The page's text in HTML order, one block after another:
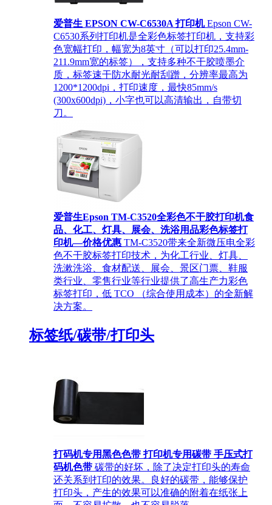
爱普生 EPSON CW-C6530A 打印机 Epson CW-
C6530系列打印机是全彩色标签打印机，支持彩
色宽幅打印，幅宽为8英寸（可以打印25.4mm-
211.9mm宽的标签），支持多种不干胶喷墨介
质，标签速干防水耐光耐刮蹭，分辨率最高为
1200*1200dpi，打印速度，最快85mm/s
(300x600dpi)，小字也可以高清输出，自带切
刀。
爱普生Epson TM-C3520全彩色不干胶打印机食
品、化工、灯具、展会、洗浴用品彩色标签打
印机—价格优惠 TM-C3520带来全新微压电全彩
色不干胶标签打印技术，为化工行业、灯具、
洗漱洗浴、食材配送、展会、景区门票、鞋服
类行业、零售行业等行业提供了高生产力彩色
标签打印，低 TCO （综合使用成本）的全新解
决方案。
标签纸/碳带/打印头
打码机专用黑色色带 打印机专用碳带 手压式打
码机色带 碳带的好坏，除了决定打印头的寿命
还关系到打印的效果。良好的碳带，能够保护
打印头，产生的效果可以准确的附着在纸张上